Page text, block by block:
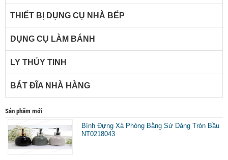
THIẾT BỊ DỤNG CỤ NHÀ BẾP
DỤNG CỤ LÀM BÁNH
LY THỦY TINH
BÁT ĐĨA NHÀ HÀNG
Sản phẩm mới
Bình Đựng Xà Phòng Bằng Sứ Dáng Tròn Bầu
NT0218043